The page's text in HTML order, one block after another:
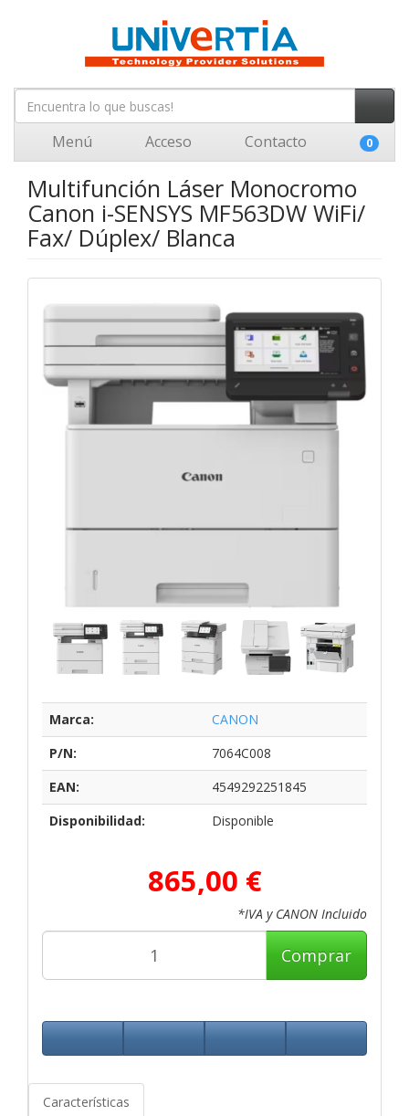
Menú Acceso Contacto 0
Multifunción Láser Monocromo
Canon i-SENSYS MF563DW WiFi/
Fax/ Dúplex/ Blanca
Marca:
CANON
P/N:
7064C008
EAN:
4549292251845
Disponibilidad:
Disponible
865,00 €
*IVA y CANON Incluido
Comprar
Características